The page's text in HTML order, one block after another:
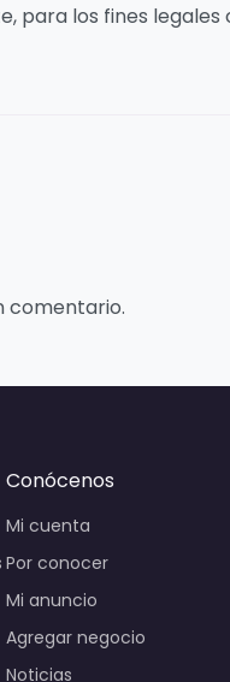
para los fines legales
comentario.
Conócenos
Mi cuenta
Por conocer
Mi anuncio
Agregar negocio
Noticias